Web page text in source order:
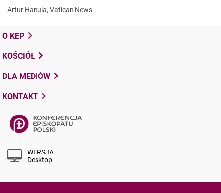
Artur Hanula, Vatican News
O KEP
KOŚCIÓŁ
DLA MEDIÓW
KONTAKT
WERSJA
Desktop